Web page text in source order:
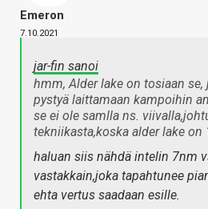
Emeron
7.10.2021
jar-fin sanoi
hmm, Alder lake on tosiaan
pystyä laittamaan kampoihin
se ei ole samlla ns.
tekniikasta,koska alder lake on
haluan siis nähdä intelin 7nm
vastakkain,joka tapahtunee
ehta vertus saadaan esille.